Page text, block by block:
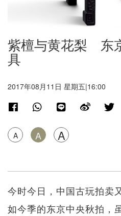
紫檀与黄花梨 东
具
2017年08月11日 星期五|16:00
A A A
今时今日，中国古玩拍卖
如今季的东京中央秋拍，